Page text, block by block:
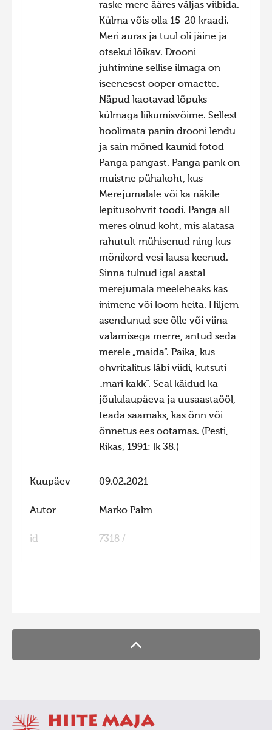
Hiite kuvavõistlus 2018
Hiite kuvavõistlus 2017
Hiite kuvavõistlus 2016
Hiite kuvavõistlus 2015
Hiite kuvavõistlus 2014
Hiite kuvavõistlus 2013
Hiite kuvavõistlus 2012
Hiite kuvavõistlus 2011
Hiite kuvavõistlus 2009
Hiite kuvavõistlus 2008
raske mere ääres väljas viibida.
Külma võis olla 15-20 kraadi.
Meri auras ja tuul oli jäine ja
otsekui lõikav. Drooni
juhtimine sellise ilmaga on
iseenesest ooper omaette.
Näpud kaotavad lõpuks
külmaga liikumisvõime. Sellest
hoolimata panin drooni lendu
ja sain mõned kaunid fotod
Panga pangast. Panga pank on
muistne pühakoht, kus
Merejumalale või ka näkile
lepitusohvrit toodi. Panga all
meres olnud koht, mis alatasa
rahutult mühisenud ning kus
mõnikord vesi lausa keenud.
Sinna tulnud igal aastal
merejumala meeleheaks kas
inimene või loom heita. Hiljem
asendunud see õlle või viina
valamisega merre, antud seda
merele „maida“. Paika, kus
ohvritalitus läbi viidi, kutsuti
„mari kakk“. Seal käidud ka
jõululaupäeva ja uusaastaööl,
teada saamaks, kas õnn või
õnnetus ees ootamas. (Pesti,
Rikas, 1991: lk 38.)
Kuupäev 09.02.2021
Autor Marko Palm
id 7318 /